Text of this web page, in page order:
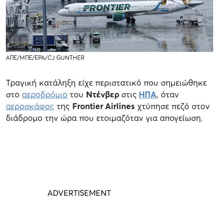
ΑΠΕ/ΜΠΕ/ΕΡΑ/CJ GUNTHER
Τραγική κατάληξη είχε περιστατικό που σημειώθηκε
στο αεροδρόμιο του Ντένβερστις ΗΠΑ, όταν
αεροσκάφος της Frontier Airlines χτύπησε πεζό στον
διάδρομο την ώρα που ετοιμαζόταν για απογείωση.